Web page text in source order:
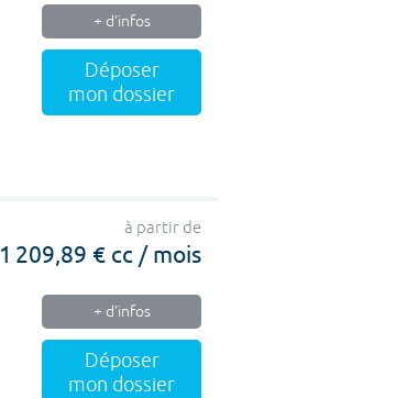
+ d'infos
Déposer
mon dossier
à partir de
1 209,89 € cc / mois
+ d'infos
Déposer
mon dossier